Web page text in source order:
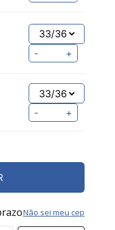
- +
- +
Não sei meu cep